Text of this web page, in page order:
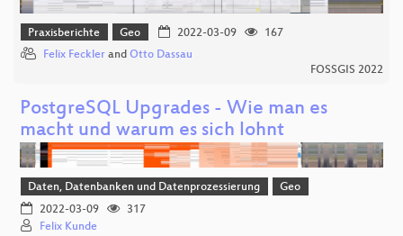
Praxisberichte Geo 2022-03-09
167
Felix Feckler and Otto Dassau
FOSSGIS 2022
PostgreSQL Upgrades - Wie man es
macht und warum es sich lohnt
Daten, Datenbanken und Datenprozessierung
Geo
2022-03-09
317
Felix Kunde